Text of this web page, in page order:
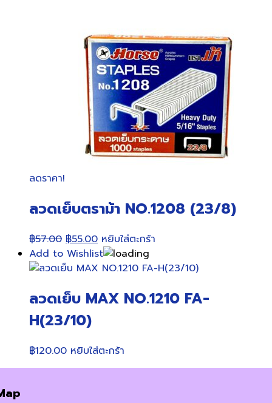
ลดราคา!
ลวดเย็บตราม้า NO.1208 (23/8)
฿57.00 Original
price
was:
฿55.00Current
price
is:
หยิบใส่ตะกร้า
Add to Wishlist
ลวดเย็บ MAX NO.1210 FA-
H(23/10)
฿120.00 หยิบใส่ตะกร้า